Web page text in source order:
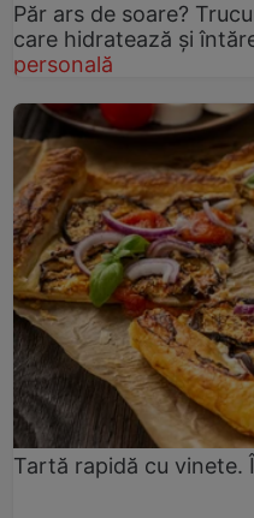
Păr ars de soare?
care hidratează și
personală
Tartă rapidă cu vinete.